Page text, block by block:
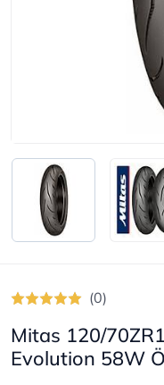
(0)
Mitas 120/
Evolution 58W